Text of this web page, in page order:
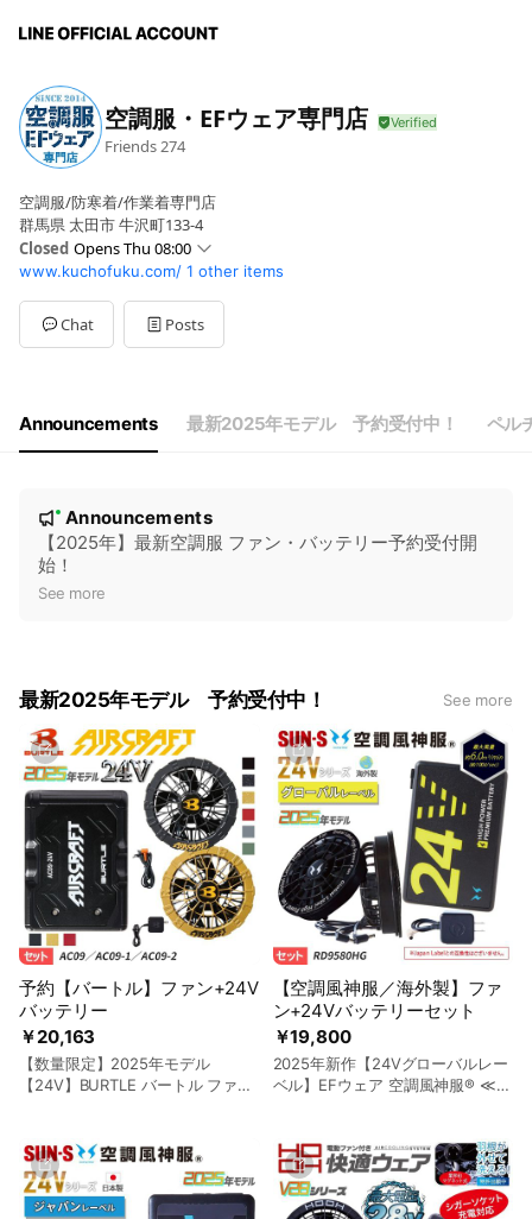
空調服・EFウェア専門店
Friends 274
空調服/防寒着/作業着専門店
群馬県 太田市 牛沢町133-4
Closed Opens Thu 08:00
SunClosed
Mon08:00 - 18:00
Tue08:00 - 18:00
Wed08:00 - 18:00
土曜日／～17:00（繁忙期） 日曜・祝日／休業日
www.kuchofuku.com/ 1 other items
Chat Posts
Announcements 最新2025年モデル 予約受付中！ ペル
New
Announcements
【2025年】最新空調服 ファン・バッテリー予約受付開
始！
See more
最新2025年モデル 予約受付中！ See more
￥20,163
予約【バートル】ファン+24V
バッテリー
【数量限定】2025年モデル
【24V】BURTLE バートル ファン
ル AC09bAC09f-SET
￥19,800
【空調風神服／海外製】ファ
ン+24Vバッテリーセット
2025年新作【24Vグローバルレー
ベル】EFウェア 空調風神服® ≪海
RD9580HG-SET